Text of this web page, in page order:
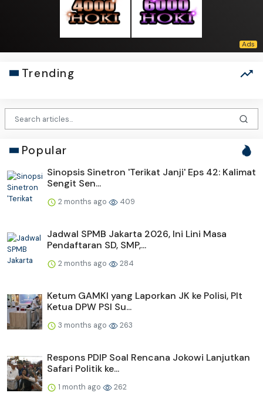
Trending
Popular
Sinopsis Sinetron 'Terikat Janji' Eps 42: Kalimat
Sengit Sen...
2 months ago 409
Jadwal SPMB Jakarta 2026, Ini Lini Masa
Pendaftaran SD, SMP,...
2 months ago 284
Ketum GAMKI yang Laporkan JK ke Polisi, Plt
Ketua DPW PSI Su...
3 months ago 263
Respons PDIP Soal Rencana Jokowi Lanjutkan
Safari Politik ke...
1 month ago 262